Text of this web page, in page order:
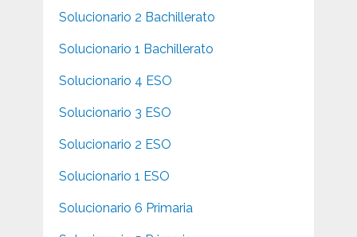
Solucionario 2 Bachillerato
Solucionario 1 Bachillerato
Solucionario 4 ESO
Solucionario 3 ESO
Solucionario 2 ESO
Solucionario 1 ESO
Solucionario 6 Primaria